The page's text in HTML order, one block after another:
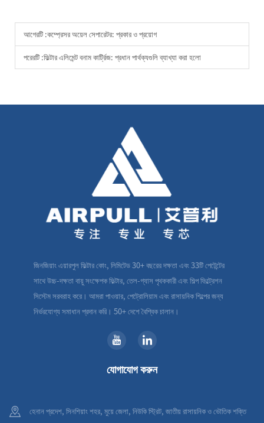
আগেরটি :কম্প্রেসর অয়েল সেপারেটর: প্রকার ও প্রয়োগ
পরেরটি :ফিল্টার এলিমেন্ট বনাম কার্ট্রিজ: প্রধান পার্থক্যগুলি ব্যাখ্যা করা হলো
জিনজিয়াং এয়ারপুল ফিল্টার কোং, লিমিটেড 30+ বছরের দক্ষতা এবং 33টি পেটেন্টের
সাথে উচ্চ-দক্ষতা বায়ু সংক্ষেপক ফিল্টার, তেল-গ্যাস পৃথককারী এবং শিল্প ফিল্ট্রেশন
সিস্টেম সরবরাহ করে। আমরা পাওয়ার, পেট্রোলিয়াম এবং রাসায়নিক শিল্পের জন্য
নির্ভরযোগ্য সমাধান প্রদান করি। 50+ দেশে বৈশ্বিক চালান।
যোগাযোগ করুন
হেনান প্রদেশ, সিনশিয়াং শহর, মুয়ে জেলা, নিউকি স্ট্রিট, জাতীয় রাসায়নিক ও ভৌতিক শক্তি